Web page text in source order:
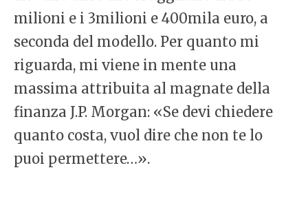
milioni e i 3milioni e 400mila euro, a
seconda del modello. Per quanto mi
riguarda, mi viene in mente una
massima attribuita al magnate della
finanza J.P. Morgan: «Se devi chiedere
quanto costa, vuol dire che non te lo
puoi permettere…».